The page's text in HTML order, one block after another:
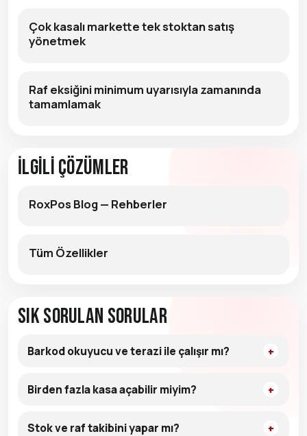
Çok kasalı markette tek stoktan satış
yönetmek
Raf eksiğini minimum uyarısıyla zamanında
tamamlamak
İlgili Çözümler
RoxPos Blog — Rehberler
Tüm Özellikler
Sık Sorulan Sorular
Barkod okuyucu ve terazi ile çalışır mı?
Birden fazla kasa açabilir miyim?
Stok ve raf takibini yapar mı?